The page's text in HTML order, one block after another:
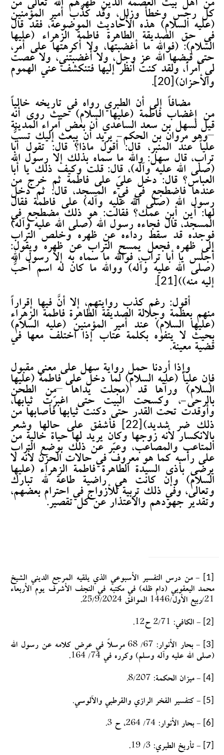
من أهل بيت العصمة الذين طهرهم الله تعالى من
كل رجس وخطأ وزلل، وقد كذّب أمير المؤمنين
(عليه السلام) هذه الأحاديث الموضوعة، فقد قال
في حق الصديقة الطاهرة فاطمة الزهراء (عليها
السلام): (فوالله ما أغضبتها، ولا أكرهتها على أمر،
حتى قبضها الله عز وجل، ولا أغضبتني، ولا عصت
لي أمراً، ولقد كنت أنظر إليها فتنكشف عني الهموم
والأحزان)
.
مضافاً إلى أن الطبري رواه في تاريخه خالياً
من إغضاب فاطمة (عليها السلام) حيث روى أنه
قيل لسهل بن سعد الساعدي أن بعض أمراء المدينة
–وهو مروان بن الحكم- يريد أن يبعث إليك تسبُّ
علياً عند المنبر، قال: أقول ماذا؟ قال: تقول أبا
تراب، قال سهل: والله ما سماه بذلك إلا رسول الله
(صلى الله عليه وآله)، قال: قلت وكيف ذلك يا أبا
العباس؟ قال: دخل عليّ على فاطمة ثم خرج من
عندها فاضطجع في فيء المسجد، قال: ثم دخل
رسول الله (صلى الله عليه وآله) على فاطمة فقال
لها: أين أبن عمك؟ فقالت: هو ذلك مضطجع في
المسجد، قال فجاءه رسول الله (صلى الله عليه وآله)
فوجده قد سقط رداءه عن ظهره وخلص التراب
إلى ظهره فجعل يمسح التراب عن ظهره ويقول:
أجلس يا أبا تراب، فوالله ما سماه به إلا رسول الله
(صلى الله عليه وآله) ووالله ما كان له اسم أحبُّ
إليه منه))
.
أقول: رغم كذب روايتهم، إلا أنَّ فيها إقراراً
منهم بعظمة وجلالة الصديقة الطاهرة فاطمة الزهراء
(عليها السلام) عند أمير المؤمنين (عليه السلام)
بحيث لا يتفوه بكلمة عتاب إذا اختلف معها في
قضية معينة.
وإذا أردنا حمل رواية سهل على معنى مقبول
فإن علياً (عليه السلام) لما دخل على فاطمة (عليها
السلام) ورآها قد (مجلت يداها –من الطحن
بالرحى-، وكسحت البيت حتى اغبرّت ثيابها،
وأوقدت تحت القدر حتى دكنت ثيابها فأصابها من
ذلك ضر شديد)
فأشفق على حالها وشعر
بالانكسار لأنه زوجها وكان يريد لها حياة خالية من
المتاعب والمصاعب، وعبّر عن ذلك بوضع التراب
على رأسه كما هو معروف في حالات الحزن لأنه لا
يرضى بأذى السيدة الطاهرة فاطمة الزهراء (عليها
السلام) وإن كانت هي راضية طاعة لله تبارك
وتعالى، وفي ذلك تربية للأزواج في احترام بعضهم،
وتقدير جهودهم والاعتذار عن كل تقصير.
- من درس التفسير الأسبوعي الذي يلقيه المرجع الديني الشيخ
محمد اليعقوبي (دام ظله) في مكتبه في النجف الأشرف يوم الأربعاء
21/ربيع الأول/1446 الموافق 25/9/2024.
- الكافي: 2/71 ح12.
- بحار الأنوار: 67/ 68 مرسلاً في عرض كلامه عن رسول الله
(صلى الله عليه وآله وسلم) وكرره في 74/ 164.
- ميزان الحكمة: 8/207.
- كتفسير الفخر الرازي والقرطبي والآلوسي.
- بحار الأنوار: 74/ 264، ح 3.
- تأريخ الطبري: 3/ 19.